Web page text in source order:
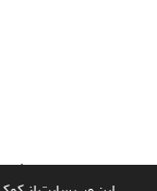
سامانه مدیریت